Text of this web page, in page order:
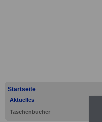
Startseite
Aktuelles
Taschenbücher